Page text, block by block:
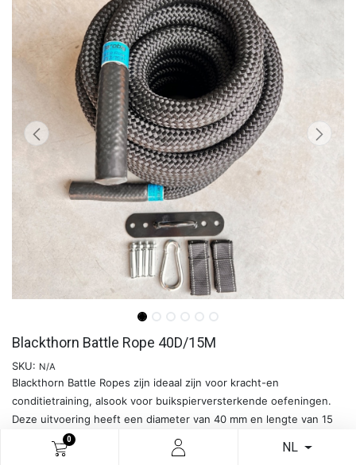
0
NL
Blackthorn Battle Rope 40D/15M
SKU: N/A
Blackthorn Battle Ropes zijn ideaal zijn voor kracht-en
conditietraining, alsook voor buikspierversterkende oefeningen.
Deze uitvoering heeft een diameter van 40 mm en lengte van 15